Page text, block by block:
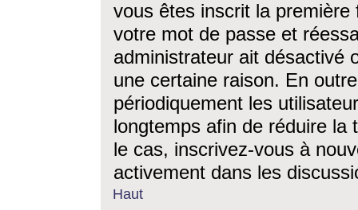
vous êtes inscrit la première
votre mot de passe et
administrateur ait désactivé
une certaine raison. En
périodiquement les
longtemps afin de réduire la
le cas, inscrivez-vous à
activement dans les
Haut